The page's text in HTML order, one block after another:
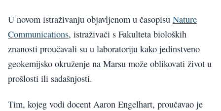
U novom istraživanju objavljenom u časopisu Nature
Communications, istraživači s Fakulteta bioloških
znanosti proučavali su u laboratoriju kako jedinstveno
geokemijsko okruženje na Marsu može oblikovati život u
prošlosti ili sadašnjosti.
Tim, kojeg vodi docent Aaron Engelhart, proučavao je